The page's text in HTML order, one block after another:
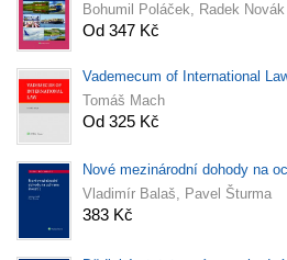
Bohumil Poláček, Radek Novák
Od 347 Kč
Vademecum of International
Tomáš Mach
Od 325 Kč
Nové mezinárodní dohody na
Vladimír Balaš, Pavel Šturma
383 Kč